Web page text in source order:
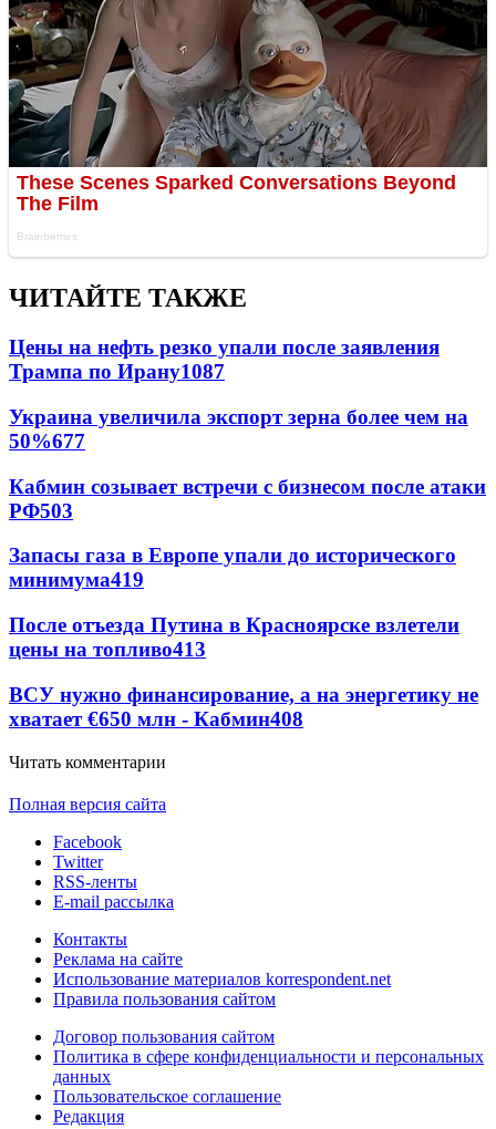
ЧИТАЙТЕ ТАКЖЕ
Цены на нефть резко упали после заявления
Трампа по Ирану1087
Украина увеличила экспорт зерна более чем на
50%677
Кабмин созывает встречи с бизнесом после атаки
РФ503
Запасы газа в Европе упали до исторического
минимума419
После отъезда Путина в Красноярске взлетели
цены на топливо413
ВСУ нужно финансирование, а на энергетику не
хватает €650 млн - Кабмин408
Читать комментарии
Полная версия сайта
Facebook
Twitter
RSS-ленты
E-mail рассылка
Контакты
Реклама на сайте
Использование материалов korrespondent.net
Правила пользования сайтом
Договор пользования сайтом
Политика в сфере конфиденциальности и персональных
данных
Пользовательское соглашение
Редакция